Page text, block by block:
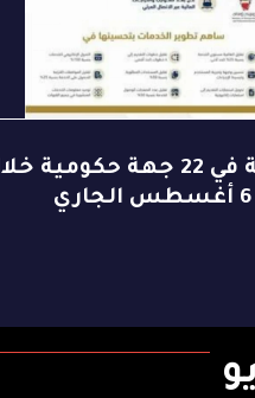
تطوير 119 خدمة في 22 جهة